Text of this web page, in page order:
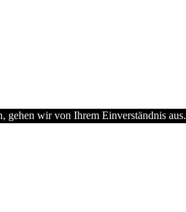
gehen wir von Ihrem Einverständnis aus.